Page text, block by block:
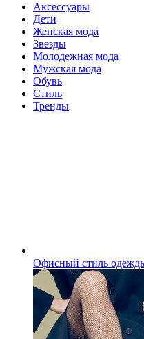
Аксессуары
Дети
Женская мода
Звезды
Молодежная мода
Мужская мода
Обувь
Стиль
Тренды
Офисный стиль